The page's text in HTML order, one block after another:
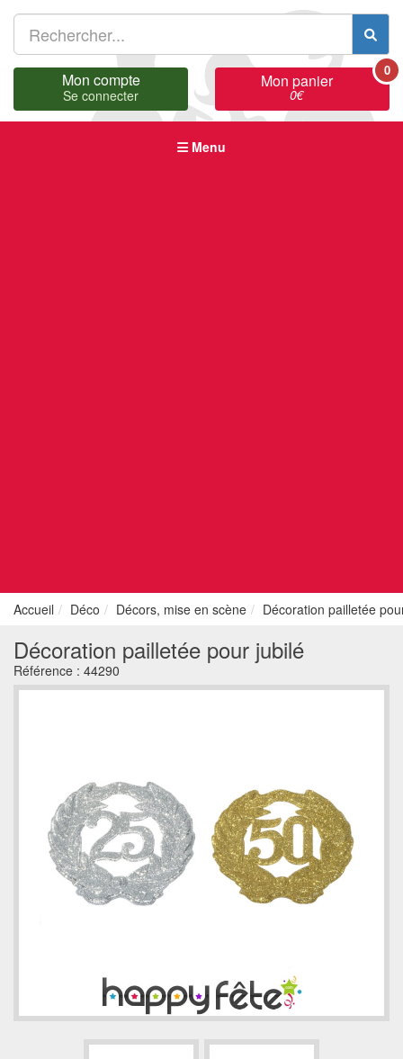
Mon compte
Se connecter
Mon panier
0€
0
Menu
Accueil Déco Décors, mise en scène Décoration pailletée
Décoration pailletée pour jubilé
Référence : 44290